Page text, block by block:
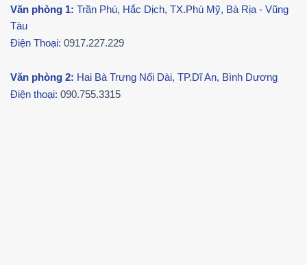
Văn phòng 1: Trần Phú, Hắc Dịch, TX.Phú Mỹ, Bà Rịa - Vũng
Tàu
Điện Thoại: 0917.227.229
Văn phòng 2: Hai Bà Trưng Nối Dài, TP.Dĩ An, Bình Dương
Điện thoại: 090.755.3315